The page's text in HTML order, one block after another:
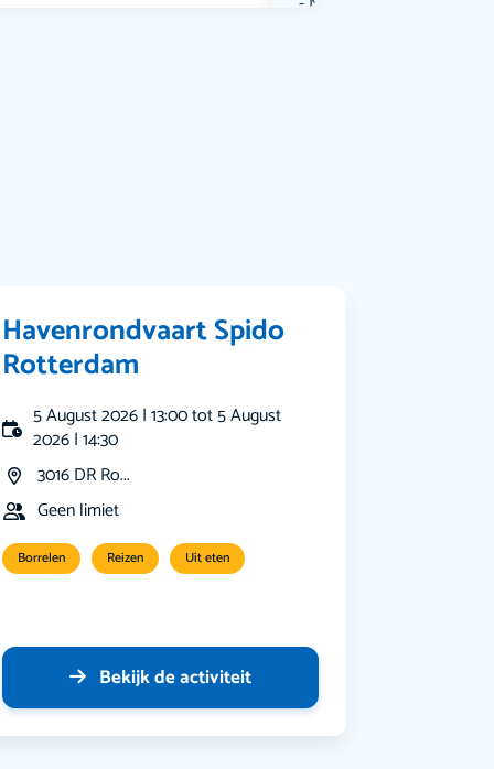
Havenrondvaart Spido
Rotterdam
5 August 2026 | 13:00 tot 5 August
2026 | 14:30
3016 DR Ro...
Geen limiet
Borrelen Reizen Uit eten
Bekijk de activiteit